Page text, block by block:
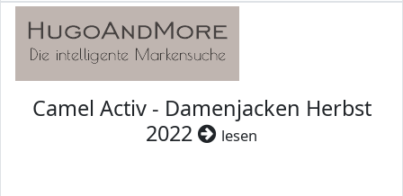
Camel Activ - Damenjacken Herbst
2022
lesen